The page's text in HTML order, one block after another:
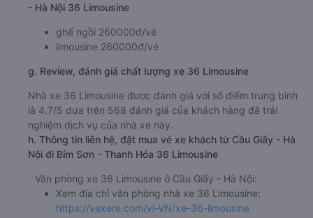
- Hà Nội 36 Limousine
ghế ngồi 260000đ/vé
limousine 260000đ/vé
g. Review, đánh giá chất lượng xe 36 Limousine
Nhà xe 36 Limousine được đánh giá với số điểm trung bình
là 4.7/5 dựa trên 568 đánh giá của khách hàng đã trải
nghiệm dịch vụ của nhà xe này.
h. Thông tin liên hệ, đặt mua vé xe khách từ Cầu Giấy - Hà
Nội đi Bỉm Sơn - Thanh Hóa 36 Limousine
Văn phòng xe 36 Limousine ở Cầu Giấy - Hà Nội:
Xem địa chỉ văn phòng nhà xe 36 Limousine:
https://vexere.com/vi-VN/xe-36-limousine